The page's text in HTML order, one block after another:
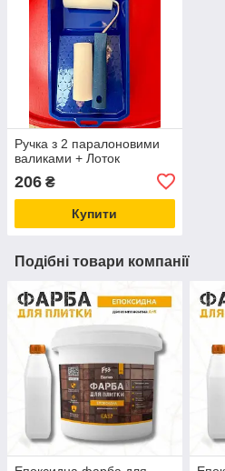
Ручка з 2 паралоновими
валиками + Лоток
206 ₴
Купити
Подібні товари компанії